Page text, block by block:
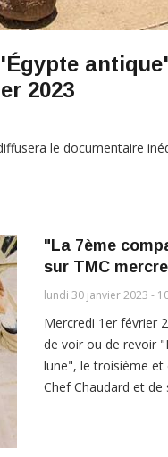
2023
le documentaire
"La 7ème
sur TMC
lundi 30 janvier 2023 -
Mercredi 1er février
de voir ou de revoir
lune", le troisième et
Chef Chaudard et de